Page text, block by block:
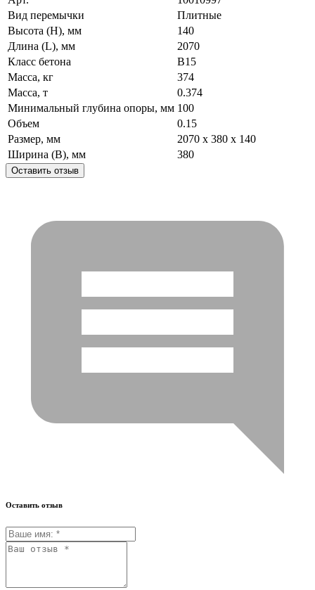
Вид перемычки
Плитные
Высота (H), мм
140
Длина (L), мм
2070
Класс бетона
B15
Масса, кг
374
Масса, т
0.374
Минимальный глубина опоры, мм 100
Объем
0.15
Размер, мм
2070 x 380 x 140
Ширина (B), мм
380
Оставить отзыв
Оставить отзыв